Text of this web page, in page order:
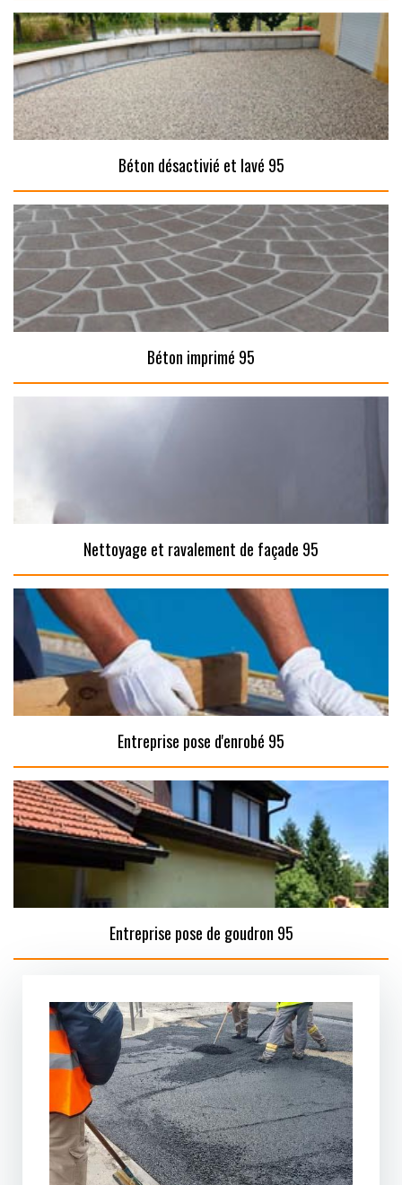
Béton désactivié et lavé 95
Béton imprimé 95
Nettoyage et ravalement de façade 95
Entreprise pose d'enrobé 95
Entreprise pose de goudron 95